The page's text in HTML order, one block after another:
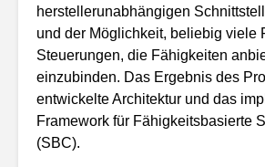
herstellerunabhängigen
und der Möglichkeit, beliebig viele
Steuerungen, die Fähigkeiten
einzubinden. Das Ergebnis des
entwickelte Architektur und das
Framework für Fähigkeitsbasierte
(SBC).